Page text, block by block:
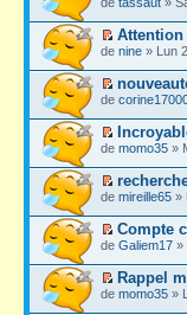
Attention
de nine » Lun
de
de momo35 »
de mireille65 »
Compte
de Galiem17 »
Rappel
de momo35 »